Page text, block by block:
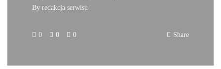
By redakcja serwisu
0 0 0 Share